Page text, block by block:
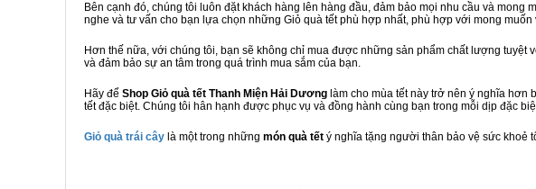
Bên cạnh đó, chúng tôi luôn đặt khách hàng lên hàng đầu, đảm bảo mọi nhu cầu và
nghe và tư vấn cho bạn lựa chọn những Giỏ quà tết phù hợp nhất, phù hợp với mong muốn
Hơn thế nữa, với chúng tôi, bạn sẽ không chỉ mua được những sản phẩm chất lượng
và đảm bảo sự an tâm trong quá trình mua sắm của bạn.
Hãy để Shop Giỏ quà tết Thanh Miện Hải Dương làm cho mùa tết này trở nên ý nghĩa
tết đặc biệt. Chúng tôi hân hạnh được phục vụ và đồng hành cùng bạn trong mỗi dịp đặc
Giỏ quà trái cây là một trong những món quà tết ý nghĩa tặng người thân bảo vệ sức khoẻ